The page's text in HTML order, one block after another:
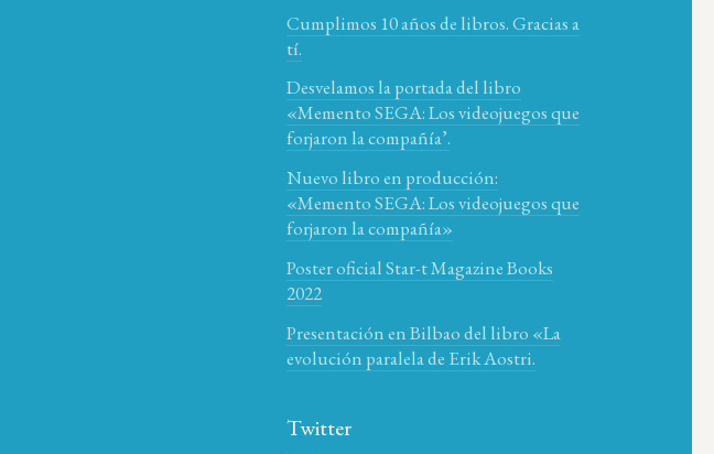
Cumplimos 10 años de libros. Gracias a
tí.
Desvelamos la portada del libro
«Memento SEGA: Los videojuegos que
forjaron la compañía’.
Nuevo libro en producción:
«Memento SEGA: Los videojuegos que
forjaron la compañía»
Poster oficial Star-t Magazine Books
2022
Presentación en Bilbao del libro «La
evolución paralela de Erik Aostri.
Twitter